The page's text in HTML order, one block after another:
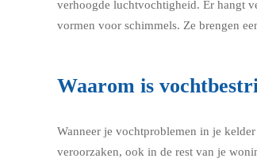
verhoogde luchtvochtigheid. Er hangt
vormen voor schimmels. Ze brengen
Waarom is
Wanneer je vochtproblemen in je
veroorzaken, ook in de rest van je